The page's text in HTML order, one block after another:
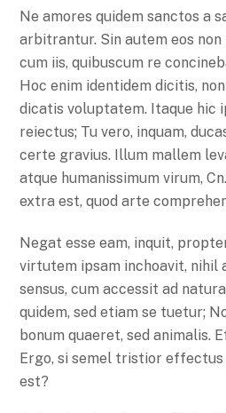
Ne amores quidem sanctos a
arbitrantur. Sin autem eos
cum iis, quibuscum re
Hoc enim identidem dicitis,
dicatis voluptatem. Itaque hic
reiectus; Tu vero, inquam,
certe gravius. Illum mallem
atque humanissimum virum,
extra est, quod arte
Negat esse eam, inquit,
virtutem ipsam inchoavit, nihil
sensus, cum accessit ad
quidem, sed etiam se tuetur;
bonum quaeret, sed animalis.
Ergo, si semel tristior effectus
est?